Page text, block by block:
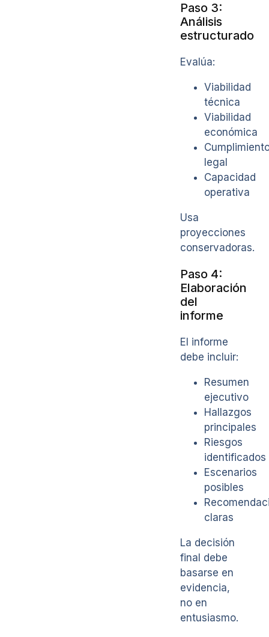
Paso 3:
Análisis
estructurado
Evalúa:
Viabilidad
técnica
Viabilidad
económica
legal
Capacidad
operativa
Usa
proyecciones
conservadoras.
Paso 4:
Elaboración
del
informe
El informe
debe incluir:
Resumen
ejecutivo
Hallazgos
principales
Riesgos
identificados
Escenarios
posibles
claras
La decisión
final debe
basarse en
evidencia,
no en
entusiasmo.